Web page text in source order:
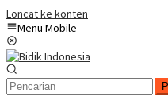
Loncat ke konten
Menu Mobile